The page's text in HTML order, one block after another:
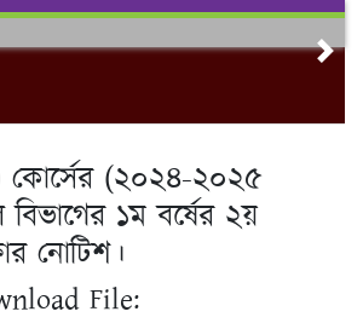
কোর্সের (২০২৪-২০২৫
বিভাগের ১ম বর্ষের ২য়
নোটিশ।
File: